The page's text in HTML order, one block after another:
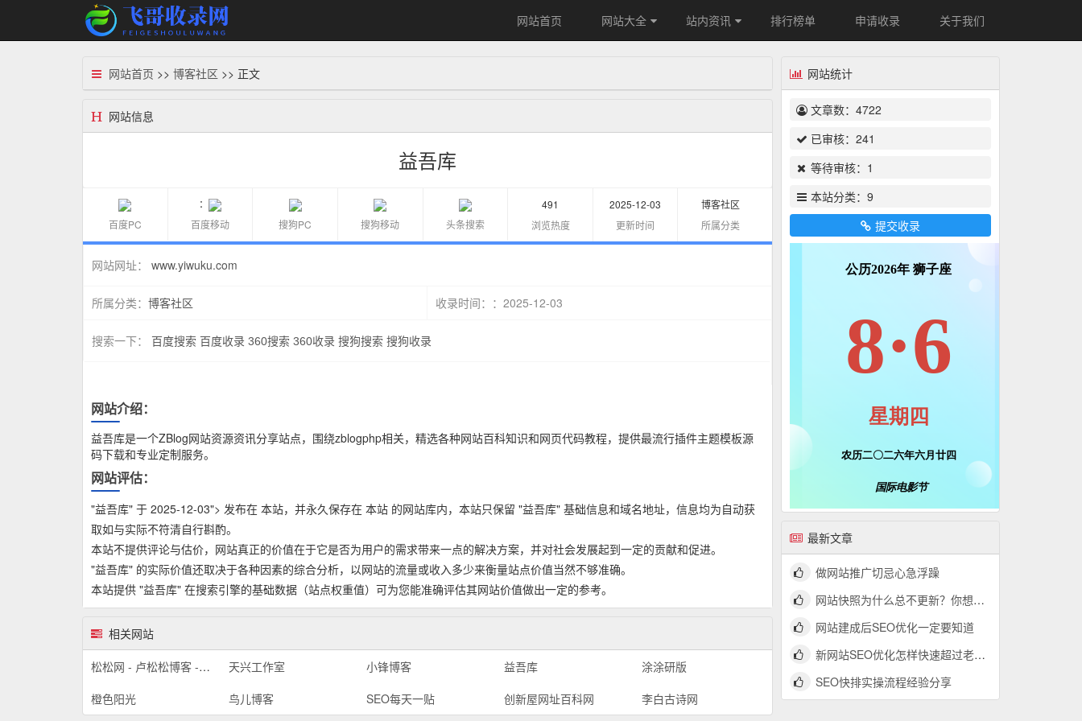
网站首页 网站大全 站内资讯 排行榜单 申请收录 关于我们
网站首页 >> 博客社区 >> 正文
网站信息
益吾库
百度PC
：
百度移动
搜狗PC 搜狗移动 头条搜索
491
浏览热度
2025-12-03
更新时间
博客社区
所属分类
网站网址： www.yiwuku.com
所属分类： 博客社区 收录时间： ：2025-12-03
搜索一下： 百度搜索 百度收录 360搜索 360收录 搜狗搜索 搜狗收录
网站介绍：
益吾库是一个ZBlog网站资源资讯分享站点，围绕zblogphp相关，精选各种网站百科知识和网页代码教程，提供最流行插件主题模板源
码下载和专业定制服务。
网站评估：
"益吾库" 于 2025-12-03"> 发布在 本站，并永久保存在 本站 的网站库内，本站只保留 "益吾库" 基础信息和域名地址，信息均为自动获
取如与实际不符清自行斟酌。
本站不提供评论与估价，网站真正的价值在于它是否为用户的需求带来一点的解决方案，并对社会发展起到一定的贡献和促进。
"益吾库" 的实际价值还取决于各种因素的综合分析，以网站的流量或收入多少来衡量站点价值当然不够准确。
本站提供 "益吾库" 在搜索引擎的基础数据（站点权重值）可为您能准确评估其网站价值做出一定的参考。
相关网站
松松网 - 卢松松博客 - 为草根创业者提供网络推广知识 天兴工作室 小锋博客 益吾库
涂涂研版
橙色阳光
鸟儿博客 SEO每天一贴 创新屋网址百科网 李白古诗网
网站统计
文章数： 4722
已审核： 241
等待审核： 1
本站分类： 9
提交收录
最新文章
做网站推广切忌心急浮躁
网站快照为什么总不更新？你想了解的网站快照问题都在这里
网站建成后SEO优化一定要知道
新网站SEO优化怎样快速超过老网站？
SEO快排实操流程经验分享